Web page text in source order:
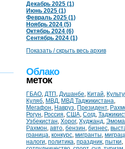
Декабрь 2025 (1)
Июнь 2025 (1)
Февраль 2025 (1)
Ноябрь 2024 (5)
Октябрь 2024 (6)
Сентябрь 2024 (1)
Показать / скрыть весь архив
Облако
меток
ГБАО, ДТП , Душанбе, Китай,
Куляб, МВД, МВД Таджикистана,
Мегафон, Навруз, Президент,
Рогун, Россия, США, Согд,
Узбекистан, Хорог, Худжанд,
Рахмон, авто, бензин, бизнес,
граница, конкурс, мигранты,
налоги, политика, праздник, пытки,